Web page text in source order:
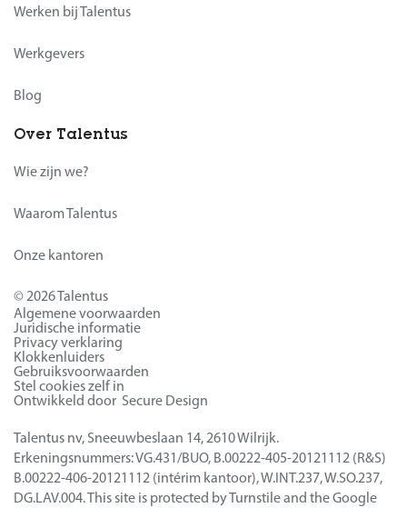
Werken bij Talentus
Werkgevers
Blog
Over Talentus
Wie zijn we?
Waarom Talentus
Onze kantoren
© 2026 Talentus
Algemene voorwaarden
Juridische informatie
Privacy verklaring
Klokkenluiders
Gebruiksvoorwaarden
Stel cookies zelf in
Ontwikkeld door Secure Design
Talentus nv, Sneeuwbeslaan 14, 2610 Wilrijk.
Erkeningsnummers: VG.431/BUO, B.00222-405-20121112 (R&S)
B.00222-406-20121112 (intérim kantoor), W.INT.237, W.SO.237,
DG.LAV.004. This site is protected by Turnstile and the Google